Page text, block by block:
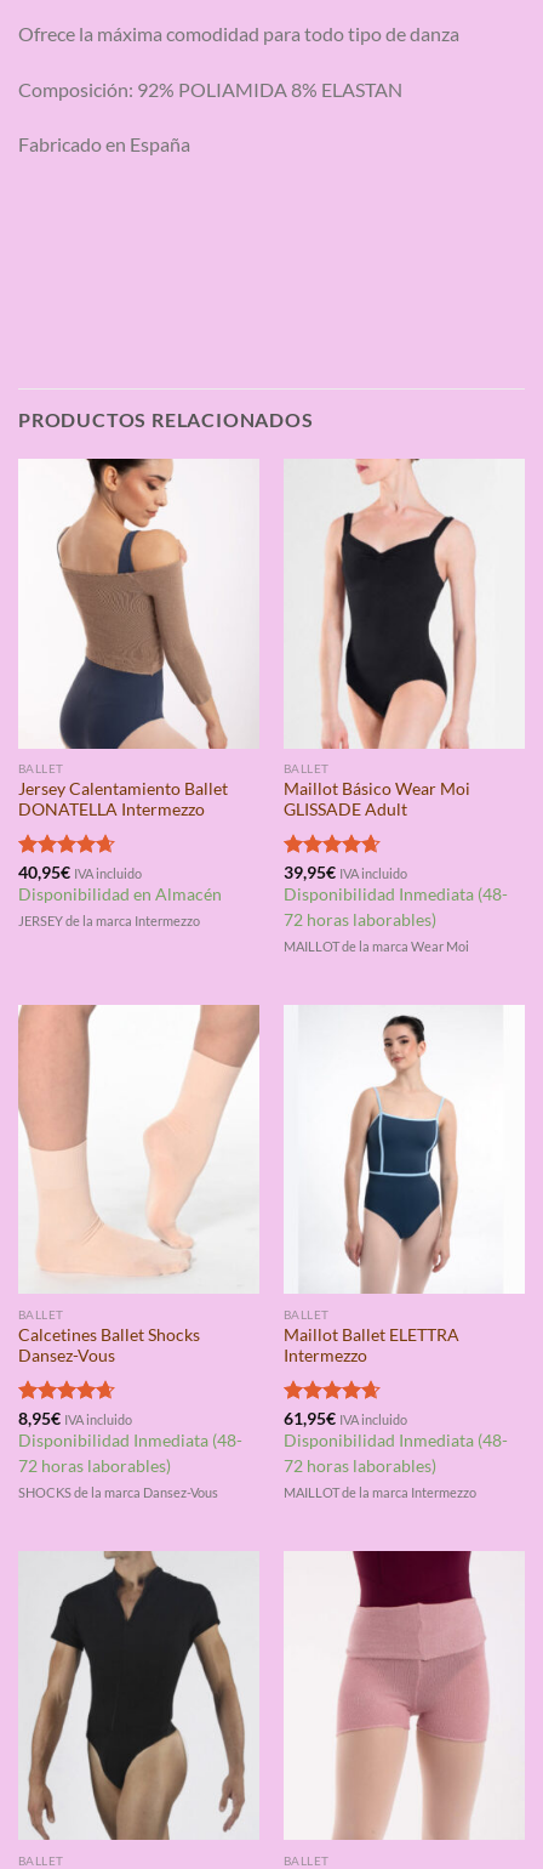
Ofrece la máxima comodidad para todo tipo de danza
Composición: 92% POLIAMIDA 8% ELASTAN
Fabricado en España
PRODUCTOS RELACIONADOS
BALLET
Jersey Calentamiento Ballet
DONATELLA Intermezzo
Valorado
con4.67
40,95€ IVA incluido
Disponibilidad en Almacén
JERSEY de la marca Intermezzo
BALLET
Maillot Básico Wear Moi
GLISSADE Adult
Valorado
con4.67
de 5
39,95€ IVA incluido
Disponibilidad Inmediata (48-
72 horas laborables)
MAILLOT de la marca Wear Moi
BALLET
Calcetines Ballet Shocks
Dansez-Vous
Valorado
con4.67
de 5
8,95€ IVA incluido
Disponibilidad Inmediata (48-
72 horas laborables)
SHOCKS de la marca Dansez-Vous
BALLET
Maillot Ballet ELETTRA
Intermezzo
Valorado
con4.67
de 5
61,95€ IVA incluido
Disponibilidad Inmediata (48-
72 horas laborables)
MAILLOT de la marca Intermezzo
BALLET BALLET